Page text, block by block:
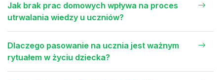
Jak brak prac domowych wpływa na proces
utrwalania wiedzy u uczniów?
Dlaczego pasowanie na ucznia jest ważnym
rytuałem w życiu dziecka?